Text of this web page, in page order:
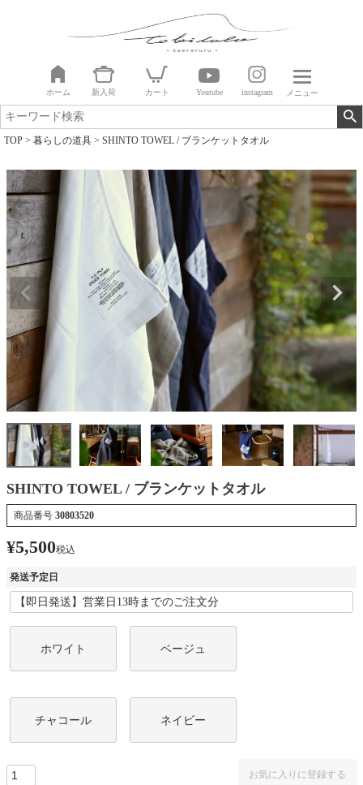
ホーム 新入荷 カート Youtube instagram メニュー
TOP 暮らしの道具 SHINTO TOWEL / ブランケットタオル
SHINTO TOWEL / ブランケットタオル
商品番号 30803520
¥5,500税込
発送予定日
ホワイト ベージュ
チャコール ネイビー
お気に入りに登録する